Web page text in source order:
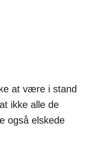
at være i stand
ikke alle de
også elskede